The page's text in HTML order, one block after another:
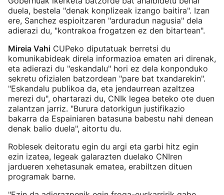
duela, bestela "denak konplizeak izango baitira". Izan
ere, Sanchez espioitzaren "arduradun nagusia" dela
adierazi du, "kontrakoa frogatzen ez den bitartean".
Mireia Vahi CUPeko diputatuak berretsi du
komunikabideak direla informazioa ematen ari direnak,
eta adierazi du "eskandalu" hori ez dela konponduko
sekretu ofizialen batzordean "pare bat txandarekin".
"Eskandalu publikoa da, eta jendaurrean azaltzea
merezi du", ohartarazi du, CNIk legea beteko ote duen
zalantzan jarriz. "Burura datorkigun justifikazio
bakarra da Espainiaren batasuna babestu nahi denean
denak balio duela", aitortu du.
Roblesek deitoratu egin du argi eta garbi hitz egin
ezin izatea, legeak galarazten duelako CNIren
jardueren xehetasunak ematea, erabiltzen dituen
programak barne.